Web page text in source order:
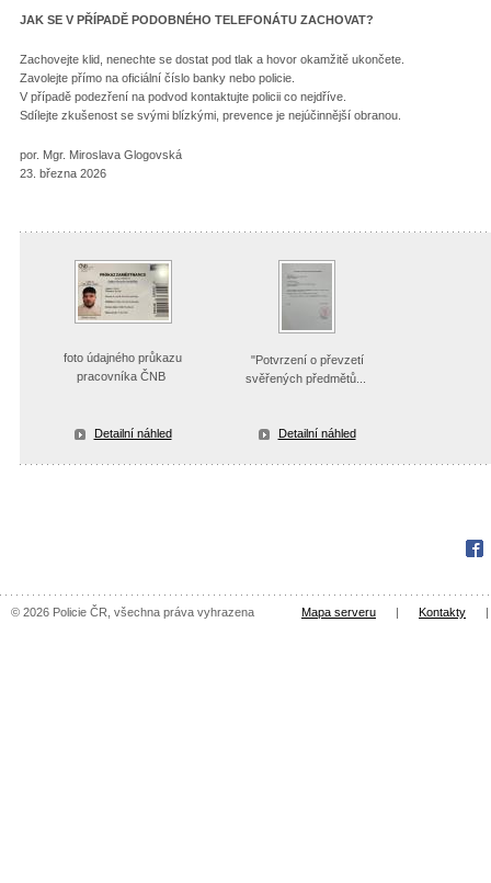
JAK SE V PŘÍPADĚ PODOBNÉHO TELEFONÁTU ZACHOVAT?
Zachovejte klid, nenechte se dostat pod tlak a hovor okamžitě ukončete.
Zavolejte přímo na oficiální číslo banky nebo policie.
V případě podezření na podvod kontaktujte policii co nejdříve.
Sdílejte zkušenost se svými blízkými, prevence je nejúčinnější obranou.
por. Mgr. Miroslava Glogovská
23. března 2026
foto údajného průkazu
pracovníka ČNB
Detailní náhled
"Potvrzení o převzetí
svěřených předmětů...
Detailní náhled
© 2026 Policie ČR, všechna práva vyhrazena Mapa serveru Kontakty